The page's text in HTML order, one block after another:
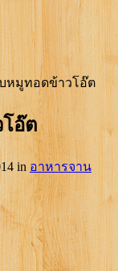
หมูทอดข้าวโอ๊ต
อ๊ต
in อาหารจาน